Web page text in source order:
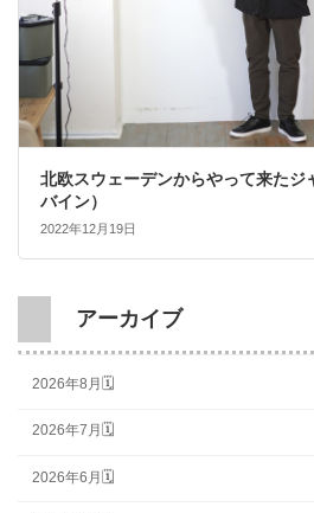
北欧スウェーデンからやって来た
バイン）
2022年12月19日
アーカイブ
2026年8月🗓
2026年7月🗓
2026年6月🗓